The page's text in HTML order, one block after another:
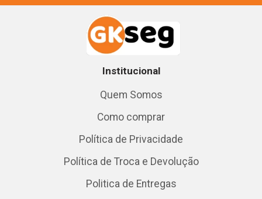
Institucional
Quem Somos
Como comprar
Política de Privacidade
Política de Troca e Devolução
Politica de Entregas